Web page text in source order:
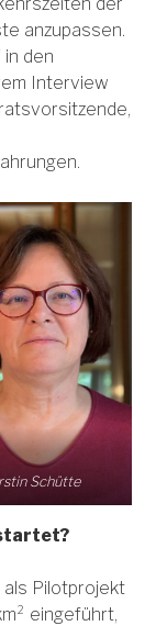
anzupassen.
in den
Interview
Schütte
als Pilotprojekt
eingeführt,